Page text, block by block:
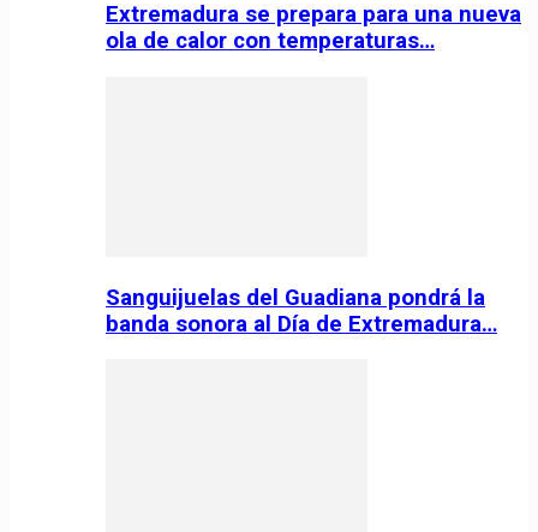
Extremadura se prepara para una nueva
ola de calor con temperaturas…
Sanguijuelas del Guadiana pondrá la
banda sonora al Día de Extremadura…